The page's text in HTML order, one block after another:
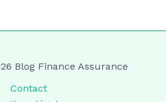
Blog Finance Assurance
Contact